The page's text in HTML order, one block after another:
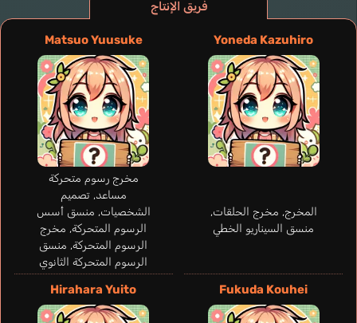
فريق الإنتاج
Yoneda Kazuhiro
المخرج, مخرج الحلقات,
منسق السيناريو الخطي
Matsuo Yuusuke
مخرج رسوم متحركة
مساعد, تصميم
الشخصيات, منسق أسس
الرسوم المتحركة, مخرج
الرسوم المتحركة, منسق
الرسوم المتحركة الثانوي
Fukuda Kouhei
Hirahara Yuito
Tovar Karla